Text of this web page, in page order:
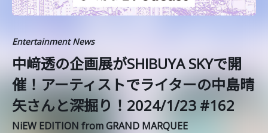
Entertainment News
中﨑透の企画展がSHIBUYA SKYで開
催！アーティストでライターの中島晴
矢さんと深掘り！2024/1/23 #162
NiEW EDITION from GRAND MARQUEE